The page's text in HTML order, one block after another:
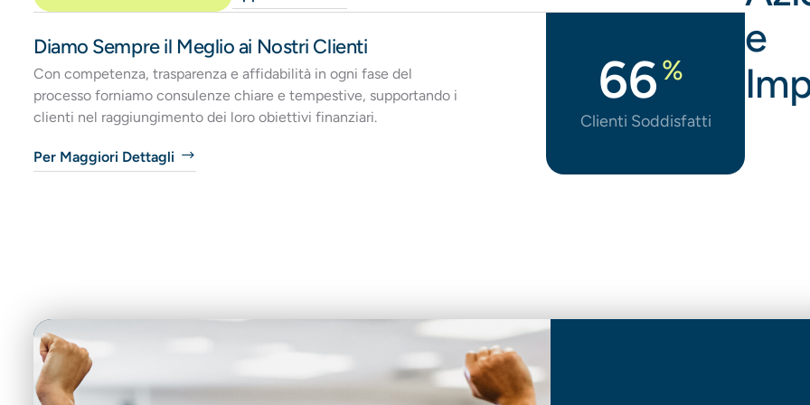
Diamo Sempre il Meglio ai Nostri Clienti
Con competenza, trasparenza e affidabilità in ogni fase del
processo forniamo consulenze chiare e tempestive, supportando i
clienti nel raggiungimento dei loro obiettivi finanziari.
Per Maggiori Dettagli
98%
Clienti Soddisfatti
e